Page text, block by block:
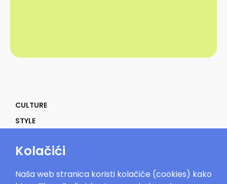
CULTURE
STYLE
POWER
Kolačići
Naša web stranica koristi kolačiće (cookies) kako